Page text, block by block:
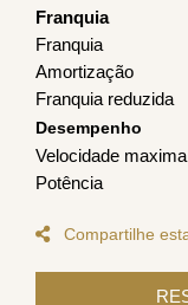
Franquia
Franquia
Amortização
Franquia reduzida
Desempenho
Velocidade maxima
Potência
Compartilhe